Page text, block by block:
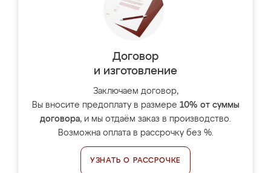
Договор
и изготовление
Заключаем договор,
Вы вносите предоплату в размере 10% от суммы
договора, и мы отдаём заказ в производство.
Возможна оплата в рассрочку без %.
УЗНАТЬ О РАССРОЧКЕ